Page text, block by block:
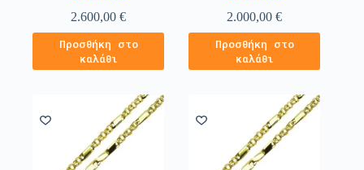
2.600,00€
Προσθήκη στο
καλάθι
2.000,00€
Προσθήκη στο
καλάθι